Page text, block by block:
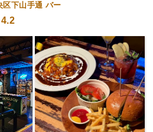
区下山手通 バー
4.2